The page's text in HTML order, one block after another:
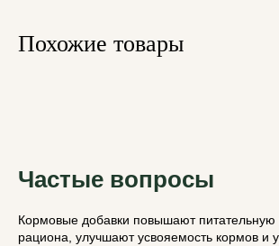
Похожие товары
Частые вопросы
Кормовые добавки повышают питательную
рациона, улучшают усвояемость кормов и